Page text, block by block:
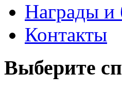
Награды и
Контакты
Выберите